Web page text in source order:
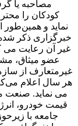
مصاحبه یا
کودکان را
نماید و همین‌طور
خبرگزاری ذکر
غیر آن رعایت می
عضو میثاق،
غیرمتعارف از
هر سال اعلام
می نماید. صنعت
قیمت خودرو،
جامعه با